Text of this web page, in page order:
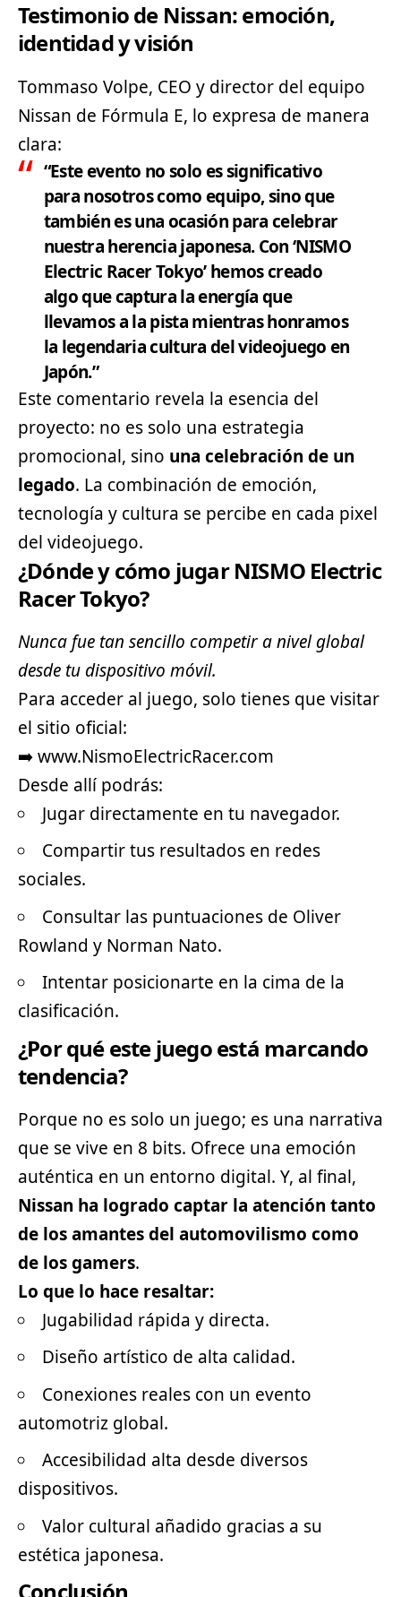
Testimonio de Nissan: emoción,
identidad y visión
Tommaso Volpe, CEO y director del equipo
Nissan de Fórmula E, lo expresa de manera
clara:
“Este evento no solo es significativo
para nosotros como equipo, sino que
también es una ocasión para celebrar
nuestra herencia japonesa. Con ‘NISMO
Electric Racer Tokyo’ hemos creado
algo que captura la energía que
llevamos a la pista mientras honramos
la legendaria cultura del videojuego en
Japón.”
Este comentario revela la esencia del
proyecto: no es solo una estrategia
promocional, sino una celebración de un
legado. La combinación de emoción,
tecnología y cultura se percibe en cada pixel
del videojuego.
¿Dónde y cómo jugar NISMO Electric
Racer Tokyo?
Nunca fue tan sencillo competir a nivel global
desde tu dispositivo móvil.
Para acceder al juego, solo tienes que visitar
el sitio oficial:
➡️www.NismoElectricRacer.com
Desde allí podrás:
Jugar directamente en tu navegador.
Compartir tus resultados en redes
sociales.
Consultar las puntuaciones de Oliver
Rowland y Norman Nato.
Intentar posicionarte en la cima de la
clasificación.
¿Por qué este juego está marcando
tendencia?
Porque no es solo un juego; es una narrativa
que se vive en 8 bits. Ofrece una emoción
auténtica en un entorno digital. Y, al final,
Nissan ha logrado captar la atención tanto
de los amantes del automovilismo como
de los gamers.
Lo que lo hace resaltar:
Jugabilidad rápida y directa.
Diseño artístico de alta calidad.
Conexiones reales con un evento
automotriz global.
Accesibilidad alta desde diversos
dispositivos.
Valor cultural añadido gracias a su
estética japonesa.